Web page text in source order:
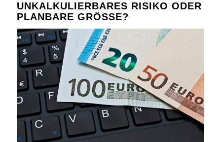
UNKALKULIERBARES RISIKO ODER
PLANBARE GRÖSSE?